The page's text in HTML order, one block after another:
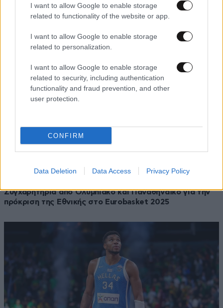
I want to allow Google to enable storage
related to functionality of the website or app.
I want to allow Google to enable storage
related to personalization.
I want to allow Google to enable storage
related to security, including authentication
functionality and fraud prevention, and other
user protection.
CONFIRM
Data Deletion Data Access Privacy Policy
– Η αύρα του Σπανούλη και το «άλλο ένα» του
Αντετοκούνμπο
Συγχαρητήρια από Ολυμπιακό και Παναθηναϊκό για την
πρόκριση της Εθνικής στο Eurobasket 2025